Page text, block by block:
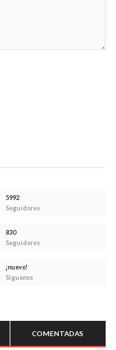
5992
Seguidores
830
Seguidores
¡nuevo!
Síguenos
COMENTADAS